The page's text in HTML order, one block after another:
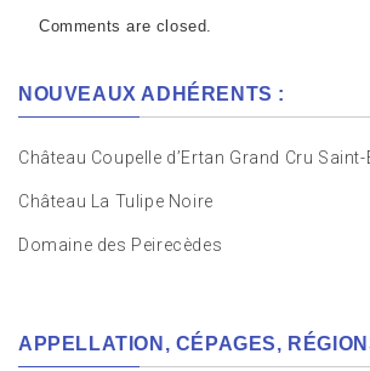
Comments are closed.
NOUVEAUX ADHÉRENTS :
Château Coupelle d’Ertan Grand Cru
Château La Tulipe Noire
Domaine des Peirecèdes
APPELLATION, CÉPAGES,